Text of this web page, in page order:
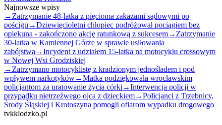
Najnowsze wpisy
→ Zatrzymanie 48-latka z pięcioma zakazami sądowymi po
pościgu →Dziewięcioletni chłopiec podróżował pociągiem bez
opiekuna - zakończono akcję ratunkową z sukcesem→ Zatrzymanie
30-latka w Kamiennej Górze w sprawie usiłowania
zabójstwa →Incydent z udziałem 15-latka na motocyklu crossowym
w Nowej Wsi Grodziskiej
→ Zatrzymano motocyklistę z kradzionym jednośladem i pod
wpływem narkotyków→Matka podziękowała wrocławskim
policjantom za uratowanie życia córki →Interwencja policji w
przypadku nietrzeźwego ojca z dzieckiem→Policjanci z Trzebnicy,
Środy Śląskiej i Krotoszyna pomogli ofiarom wypadku drogowego
tvkklodzko.pl